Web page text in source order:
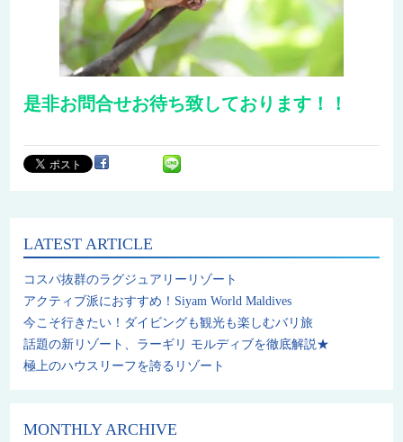
是非お問合せお待ち致しております！！
LATEST ARTICLE
コスパ抜群のラグジュアリーリゾート
アクティブ派におすすめ！Siyam World Maldives
今こそ行きたい！ダイビングも観光も楽しむバリ旅
話題の新リゾート、ラーギリ モルディブを徹底解説★
極上のハウスリーフを誇るリゾート
MONTHLY ARCHIVE